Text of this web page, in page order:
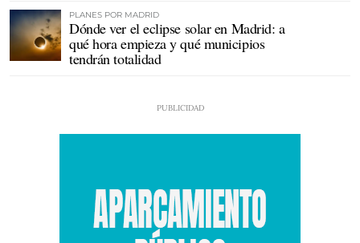
PLANES POR MADRID
Dónde ver el eclipse solar en Madrid: a
qué hora empieza y qué municipios
tendrán totalidad